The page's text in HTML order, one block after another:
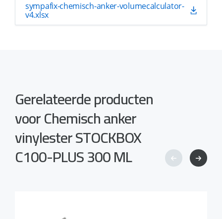
sympafix-chemisch-anker-volumecalculator-
v4.xlsx
Gerelateerde producten
voor Chemisch anker
vinylester STOCKBOX
C100-PLUS 300 ML